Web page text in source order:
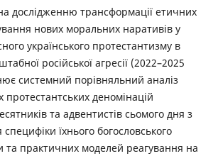
дослідженню трансформації етичних
нових моральних наративів у
українського протестантизму в
російської агресії (2022–2025
системний порівняльний аналіз
деномінацій
та адвентистів сьомого дня з
їхнього богословського
та практичних моделей реагування на